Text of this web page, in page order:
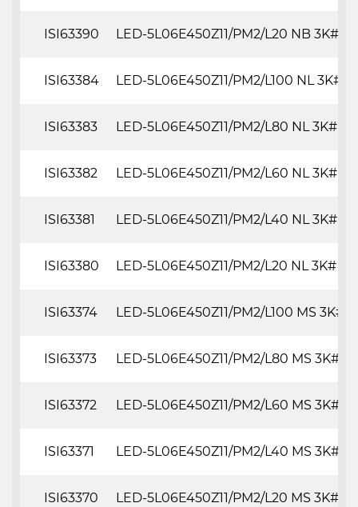
ISI63390 LED-5L06E450Z11/PM2/L20 NB 3K#
ISI63384 LED-5L06E450Z11/PM2/L100 NL 3K#
ISI63383 LED-5L06E450Z11/PM2/L80 NL 3K#
ISI63382 LED-5L06E450Z11/PM2/L60 NL 3K#
ISI63381 LED-5L06E450Z11/PM2/L40 NL 3K#
ISI63380 LED-5L06E450Z11/PM2/L20 NL 3K#
ISI63374 LED-5L06E450Z11/PM2/L100 MS 3K#
ISI63373 LED-5L06E450Z11/PM2/L80 MS 3K#
ISI63372 LED-5L06E450Z11/PM2/L60 MS 3K#
ISI63371 LED-5L06E450Z11/PM2/L40 MS 3K#
ISI63370 LED-5L06E450Z11/PM2/L20 MS 3K#